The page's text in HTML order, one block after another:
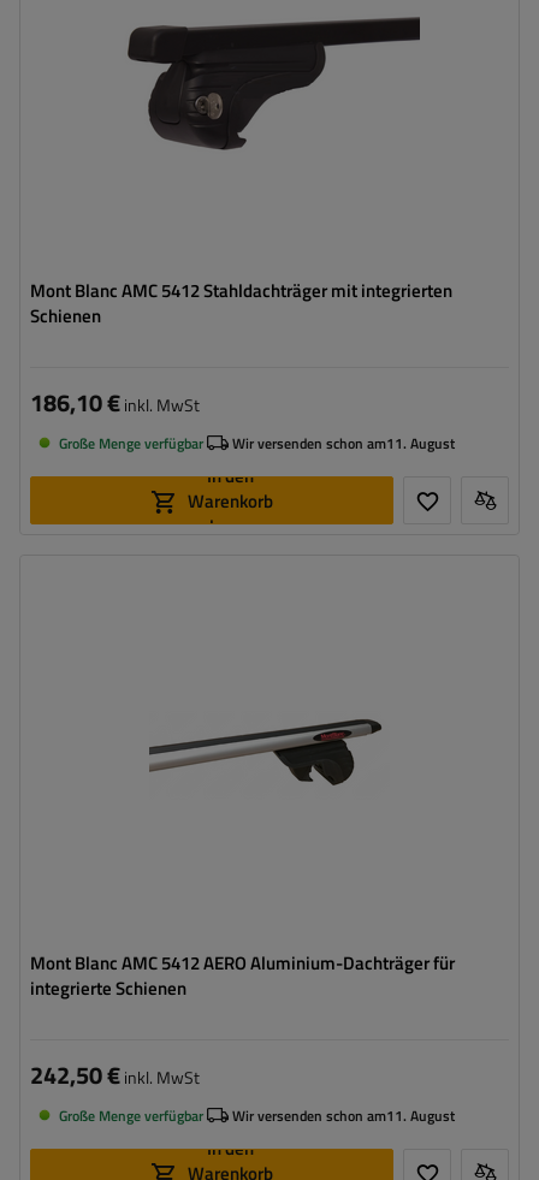
Mont Blanc AMC 5412 Stahldachträger mit integrierten
Schienen
186,10 €inkl. MwSt
Große Menge verfügbar Wir versenden schon am11. August
In den
Warenkorb
legen
Mont Blanc AMC 5412 AERO Aluminium-Dachträger für
integrierte Schienen
242,50 €inkl. MwSt
Große Menge verfügbar Wir versenden schon am11. August
In den
Warenkorb